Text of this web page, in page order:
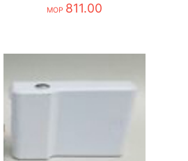
MOP 811.00